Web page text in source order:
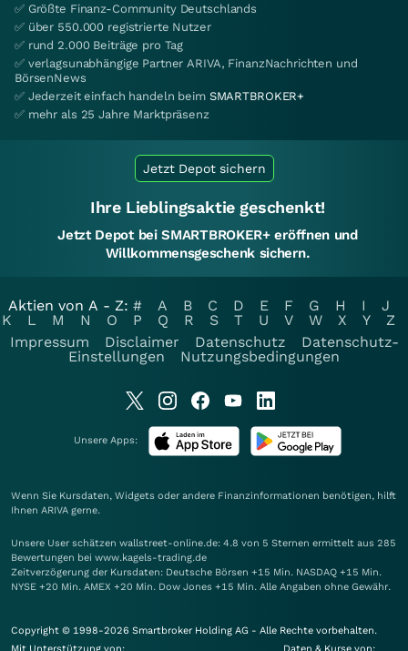
✅ Größte Finanz-Community Deutschlands
✅ über 550.000 registrierte Nutzer
✅ rund 2.000 Beiträge pro Tag
✅ verlagsunabhängige Partner ARIVA, FinanzNachrichten und
BörsenNews
✅ Jederzeit einfach handeln beim SMARTBROKER+
✅ mehr als 25 Jahre Marktpräsenz
Jetzt Depot sichern
Ihre Lieblingsaktie geschenkt!
Jetzt Depot bei SMARTBROKER+ eröffnen und
Willkommensgeschenk sichern.
Aktien von A - Z: # A B C D E F G H I
J
K
L M N O P Q R S T U V W X Y
Z
Impressum
Disclaimer Datenschutz
Datenschutz-
Einstellungen
Nutzungsbedingungen
Unsere Apps:
Wenn Sie Kursdaten, Widgets oder andere Finanzinformationen benötigen, hilft
Ihnen ARIVA gerne.
Unsere User schätzen wallstreet-online.de: 4.8 von 5 Sternen ermittelt aus 285
Bewertungen bei www.kagels-trading.de
Zeitverzögerung der Kursdaten: Deutsche Börsen +15 Min. NASDAQ +15 Min.
NYSE +20 Min. AMEX +20 Min. Dow Jones +15 Min. Alle Angaben ohne Gewähr.
Copyright © 1998-2026 Smartbroker Holding AG - Alle Rechte vorbehalten.